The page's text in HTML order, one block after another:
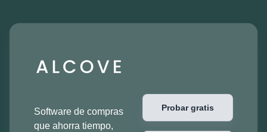
Software de compras
que ahorra tiempo,
Probar gratis